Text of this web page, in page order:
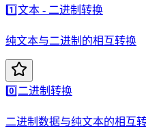
1️⃣文本 - 二进制转换
纯文本与二进制的相互转换
0️⃣ 二进制转换
二进制数据与纯文本的相互